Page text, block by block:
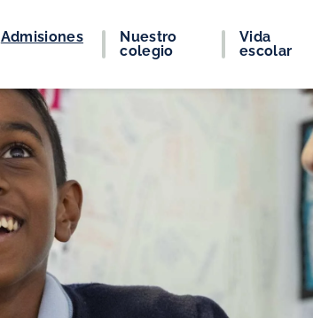
Admisiones
Nuestro
colegio
Vida
escolar